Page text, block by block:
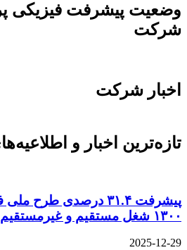
وضعیت پیشرفت فیزیکی
شرکت
اخبار شرکت
تازه‌ترین اخبار و
پیشرفت ۳۱.۴ درصدی طرح
۱۳۰۰ شغل مستقیم و غیرمستقیم با اجرای طرح
2025-12-29